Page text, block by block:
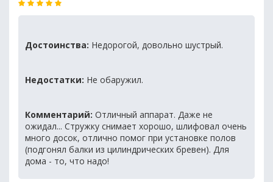
Достоинства: Недорогой, довольно шустрый.
Недостатки: Не обаружил.
Комментарий: Отличный аппарат. Даже не
ожидал... Стружку снимает хорошо, шлифовал очень
много досок, отлично помог при установке полов
(подгонял балки из цилиндрических бревен). Для
дома - то, что надо!